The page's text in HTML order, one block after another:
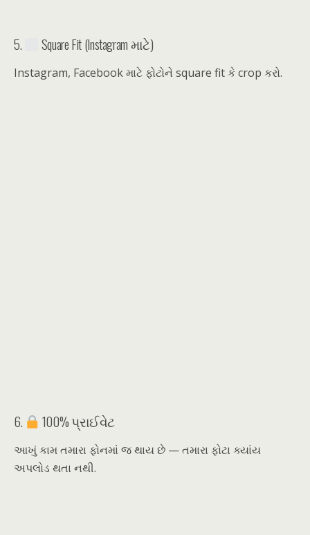
5. Square Fit (Instagram માટે)
Instagram, Facebook માટે ફોટોને square fit કે crop કરો.
6. 100% પ્રાઈવેટ
આખું કામ તમારા ફોનમાં જ થાય છે — તમારા ફોટા ક્યાંય
અપલોડ થતા નથી.